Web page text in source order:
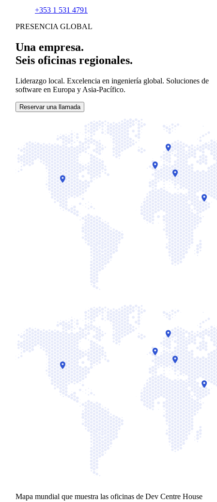
+353 1 531 4791
PRESENCIA GLOBAL
Una empresa.
Seis oficinas regionales.
Liderazgo local. Excelencia en ingeniería global. Soluciones de
software en Europa y Asia-Pacífico.
Reservar una llamada
Mapa mundial que muestra las oficinas de Dev Centre House